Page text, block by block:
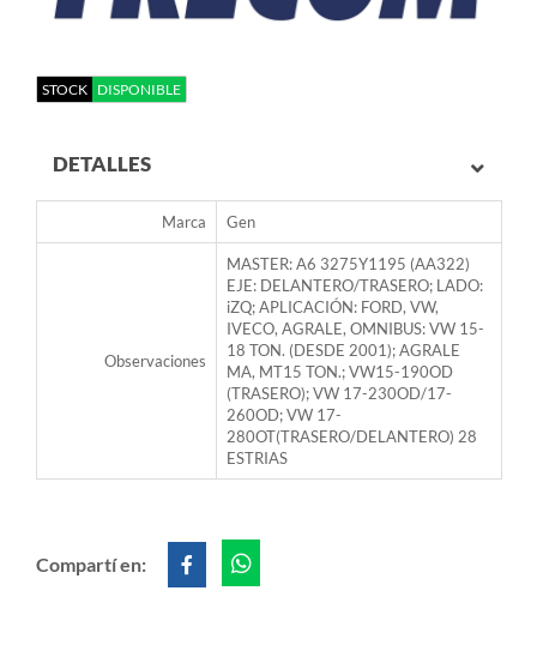
STOCK DISPONIBLE
DETALLES
Marca Gen
Observaciones
MASTER: A6 3275Y1195 (AA322)
EJE: DELANTERO/TRASERO; LADO:
iZQ; APLICACIÓN: FORD, VW,
IVECO, AGRALE, OMNIBUS: VW 15-
18 TON. (DESDE 2001); AGRALE
MA, MT15 TON.; VW15-190OD
(TRASERO); VW 17-230OD/17-
260OD; VW 17-
280OT(TRASERO/DELANTERO) 28
ESTRIAS
Compartí en: